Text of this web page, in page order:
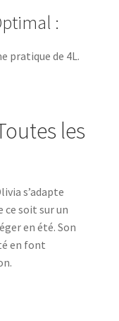
:
pratique de 4L.
les
s’adapte
soit sur un
en été. Son
en font